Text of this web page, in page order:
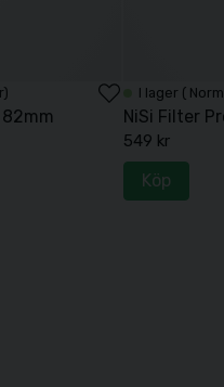
82mm
I lager (
NiSi Filter
549 kr
Köp